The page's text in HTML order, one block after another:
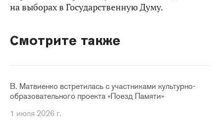
на выборах в Государственную Думу.
Смотрите также
В. Матвиенко встретилась с участниками культурно-
образовательного проекта «Поезд Памяти»
1 июля 2026 г.